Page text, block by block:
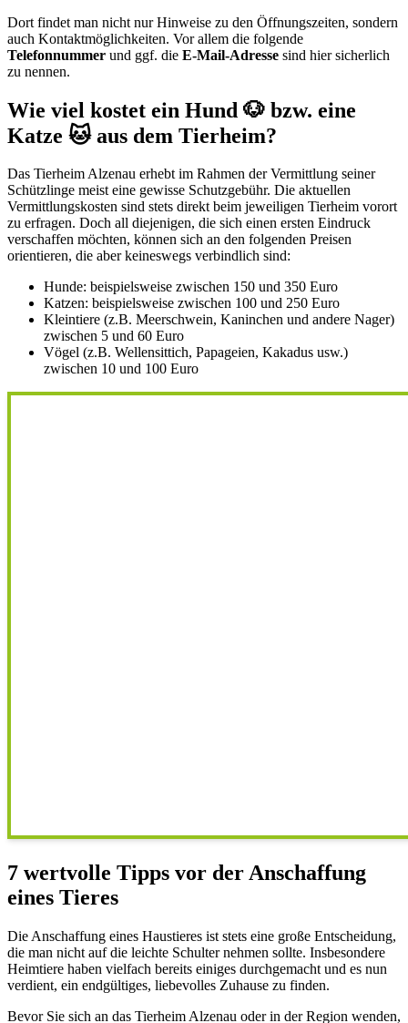
Dort findet man nicht nur Hinweise zu den Öffnungszeiten, sondern
auch Kontaktmöglichkeiten. Vor allem die folgende
Telefonnummer und ggf. die E-Mail-Adresse sind hier sicherlich
zu nennen.
Wie viel kostet ein Hund 🐶 bzw. eine
Katze 🐱 aus dem Tierheim?
Das Tierheim Alzenau erhebt im Rahmen der Vermittlung seiner
Schützlinge meist eine gewisse Schutzgebühr. Die aktuellen
Vermittlungskosten sind stets direkt beim jeweiligen Tierheim vorort
zu erfragen. Doch all diejenigen, die sich einen ersten Eindruck
verschaffen möchten, können sich an den folgenden Preisen
orientieren, die aber keineswegs verbindlich sind:
Hunde: beispielsweise zwischen 150 und 350 Euro
Katzen: beispielsweise zwischen 100 und 250 Euro
Kleintiere (z.B. Meerschwein, Kaninchen und andere Nager)
zwischen 5 und 60 Euro
Vögel (z.B. Wellensittich, Papageien, Kakadus usw.)
zwischen 10 und 100 Euro
7 wertvolle Tipps vor der Anschaffung
eines Tieres
Die Anschaffung eines Haustieres ist stets eine große Entscheidung,
die man nicht auf die leichte Schulter nehmen sollte. Insbesondere
Heimtiere haben vielfach bereits einiges durchgemacht und es nun
verdient, ein endgültiges, liebevolles Zuhause zu finden.
Bevor Sie sich an das Tierheim Alzenau oder in der Region wenden,